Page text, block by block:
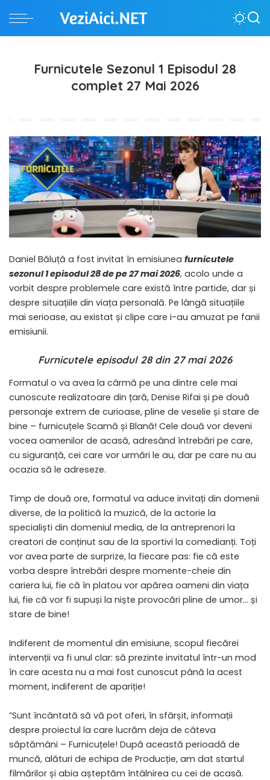
Furnicutele Sezonul 1 Episodul 28
complet 27 Mai 2026
Daniel Băluță a fost invitat în emisiunea furnicutele
sezonul 1 episodul 28 de pe 27 mai 2026, acolo unde a
vorbit despre problemele care există între partide, dar și
despre situațiile din viața personală. Pe lângă situațiile
mai serioase, au existat și clipe care i-au amuzat pe fanii
emisiunii.
Furnicutele episodul 28 din 27 mai 2026
Formatul o va avea la cârmă pe una dintre cele mai
cunoscute realizatoare din țară, Denise Rifai și pe două
personaje extrem de curioase, pline de veselie și stare de
bine – furnicuțele Scamă și Blană! Cele două vor deveni
vocea oamenilor de acasă, adresând întrebări pe care,
cu siguranță, cei care vor urmări le au, dar pe care nu au
ocazia să le adreseze.
Timp de două ore, formatul va aduce invitați din domenii
diverse, de la politică la muzică, de la actorie la
specialiști din domeniul media, de la antreprenori la
creatori de conținut sau de la sportivi la comedianți. Toți
vor avea parte de surprize, la fiecare pas: fie că este
vorba despre întrebări despre momente-cheie din
cariera lui, fie că în platou vor apărea oameni din viața
lui, fie că vor fi supuși la niște provocări pline de umor… și
stare de bine!
Indiferent de momentul din emisiune, scopul fiecărei
intervenții va fi unul clar: să prezinte invitatul într-un mod
în care acesta nu a mai fost cunoscut până la acest
moment, indiferent de apariție!
”Sunt încântată să vă pot oferi, în sfârșit, informații
despre proiectul la care lucrăm deja de câteva
săptămâni – Furnicuțele! După această perioadă de
muncă, alături de echipa de Producție, am dat startul
filmărilor și abia așteptăm întâlnirea cu cei de acasă.